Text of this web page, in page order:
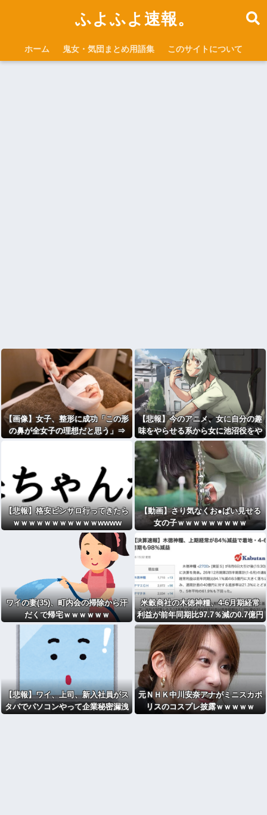
ふよふよ速報。
ホーム 鬼女・気団まとめ用語集 このサイトについて
【画像】女子、整形に成功「この形
の鼻が全女子の理想だと思う」⇒
【悲報】今のアニメ、女に自分の趣
味をやらせる系から女に池沼役をや
らせる系へ変化
【悲報】格安ピンサロ行ってきたら
ｗｗｗｗｗｗｗｗｗｗｗwwww
【動画】さり気なくお●ぱい見せる
女の子ｗｗｗｗｗｗｗｗｗ
ワイの妻(35)、町内会の掃除から汗
だくで帰宅ｗｗｗｗｗｗ
米穀商社の木徳神糧、4-6月期経常
利益が前年同期比97.7％減の0.7億円
に減益
【悲報】ワイ、上司、新入社員がス
タバでパソコンやって企業秘密漏洩
元ＮＨＫ中川安奈アナがミニスカポ
リスのコスプレ披露ｗｗｗｗｗ